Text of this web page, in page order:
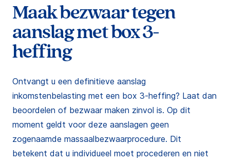
Maak bezwaar tegen
aanslag met box 3-
heffing
Ontvangt u een definitieve aanslag
inkomstenbelasting met een box 3-heffing? Laat dan
beoordelen of bezwaar maken zinvol is. Op dit
moment geldt voor deze aanslagen geen
zogenaamde massaalbezwaarprocedure. Dit
betekent dat u individueel moet procederen en niet